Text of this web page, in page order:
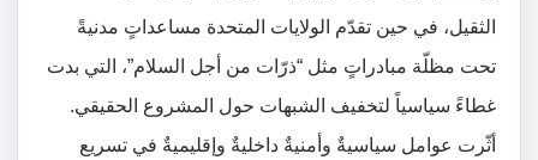
الثقيل، في حين تقدّم الولايات المتحدة مساعداتٍ مدنيةً
تحت مظلّة مبادراتٍ مثل “ذرّات من أجل السلام”، التي بدت
غطاءً سياسياً لتخفيف الشبهات حول المشروع الحقيقي.
أثّرت عوامل سياسيةٌ وأمنيةٌ داخليةٌ وإقليميةٌ في تسريع